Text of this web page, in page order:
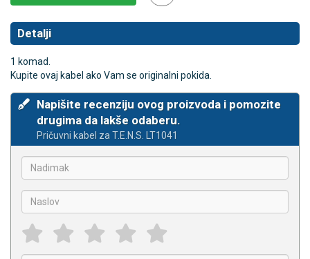
Detalji
1 komad.
Kupite ovaj kabel ako Vam se originalni pokida.
Napišite recenziju ovog proizvoda i pomozite
drugima da lakše odaberu.
Pričuvni kabel za T.E.N.S. LT1041